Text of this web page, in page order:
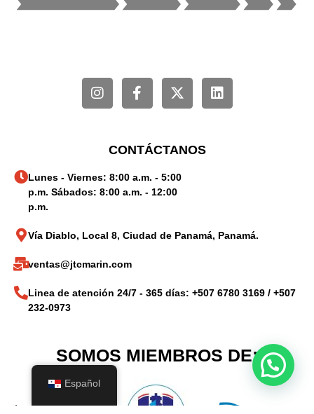
CONTÁCTANOS
Lunes - Viernes: 8:00 a.m. - 5:00
p.m. Sábados: 8:00 a.m. - 12:00
p.m.
Vía Diablo, Local 8, Ciudad de Panamá, Panamá.
ventas@jtcmarin.com
Linea de atención 24/7 - 365 días: +507 6780 3169 / +507
232-0973
SOMOS MIEMBROS DE:
Español